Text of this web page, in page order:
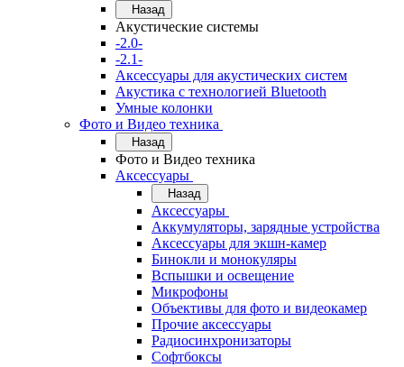
Назад
Акустические системы
-2.0-
-2.1-
Аксессуары для акустических систем
Акустика с технологией Bluetooth
Умные колонки
Фото и Видео техника
Назад
Фото и Видео техника
Аксессуары
Назад
Аксессуары
Аккумуляторы, зарядные устройства
Аксессуары для экшн-камер
Бинокли и монокуляры
Вспышки и освещение
Микрофоны
Объективы для фото и видеокамер
Прочие аксессуары
Радиосинхронизаторы
Софтбоксы